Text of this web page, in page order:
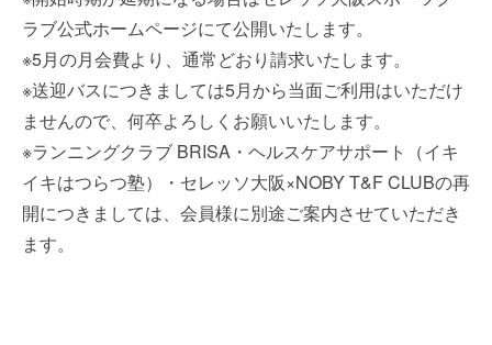
ラブ公式ホームページにて公開いたします。
※5月の月会費より、通常どおり請求いたします。
※送迎バスにつきましては5月から当面ご利用はいただけ
ませんので、何卒よろしくお願いいたします。
※ランニングクラブ BRISA・ヘルスケアサポート（イキ
イキはつらつ塾）・セレッソ大阪×NOBY T&F CLUBの再
開につきましては、会員様に別途ご案内させていただき
ます。